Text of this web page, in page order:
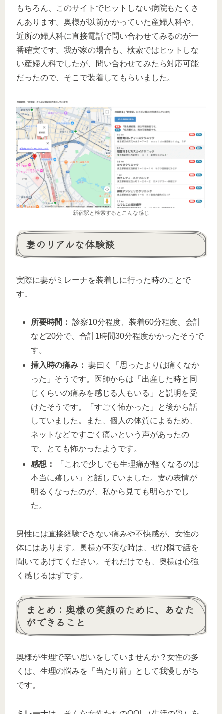
もちろん、このサイトでヒットしない病院もたくさ
んあります。奥様が以前かかっていた産婦人科や、
近所の婦人科に直接電話で問い合わせてみるのが一
番確実です。我が家の場合も、検索ではヒットしな
い産婦人科でしたが、問い合わせてみたら対応可能
だったので、そこで装着してもらいました。
新宿駅と検索するとこんな感じ
妻のリアルな体験談
実際に妻がミレーナを装着しに行った時のことで
す。
所要時間： 診察10分程度、装着60分程度、会計
など20分で、合計1時間30分程度かかったそうで
す。
挿入時の痛み： 妻曰く「思ったよりは痛くなか
った」そうです。医師からは「出産した時と同
じくらいの痛みを感じる人もいる」と説明を受
けたそうです。「すごく怖かった」と後から話
していました。また、個人の体質によるため、
ネットなどですごく痛いという声があったの
で、とても怖かったようです。
感想：
「これで少しでも生理痛が軽くなるのは
本当に嬉しい」と話していました。妻の表情が
明るくなったのが、私から見ても明らかでし
た。
男性には直接経験できない痛みや不快感が、女性の
体にはあります。奥様が不安な時は、ぜひ隣で話を
聞いてあげてください。それだけでも、奥様は心強
く感じるはずです。
まとめ：奥様の笑顔のために、あなた
ができること
奥様が生理で辛い思いをしていませんか？女性の多
くは、生理の悩みを「当たり前」として我慢しがち
です。